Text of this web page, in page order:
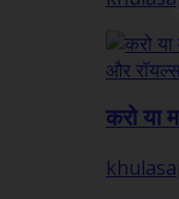
करो या